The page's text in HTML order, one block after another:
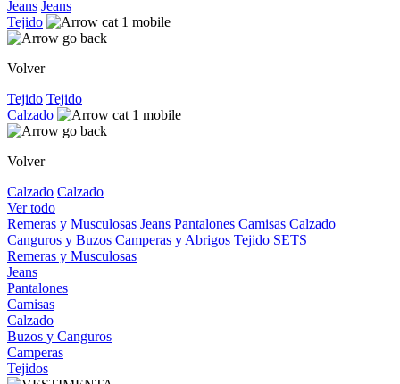
Jeans Jeans
Tejido
Volver
Tejido Tejido
Calzado
Volver
Calzado Calzado
Ver todo
Remeras y Musculosas Jeans Pantalones Camisas Calzado
Canguros y Buzos Camperas y Abrigos Tejido SETS
Remeras y Musculosas
Jeans
Pantalones
Camisas
Calzado
Buzos y Canguros
Camperas
Tejidos